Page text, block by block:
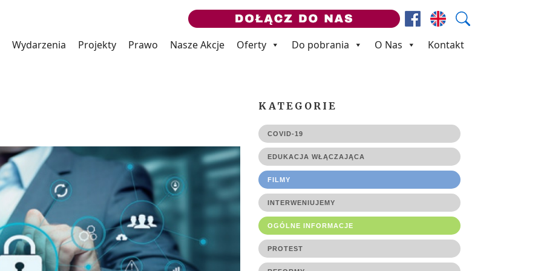
FacebookPrezes ZNP
Wyszukaj
Wydarzenia Projekty Prawo Nasze Akcje Oferty Do pobrania O Nas Kontakt
KATEGORIE
COVID-19
EDUKACJA WŁĄCZAJĄCA
FILMY
INTERWENIUJEMY
OGÓLNE INFORMACJE
PROTEST